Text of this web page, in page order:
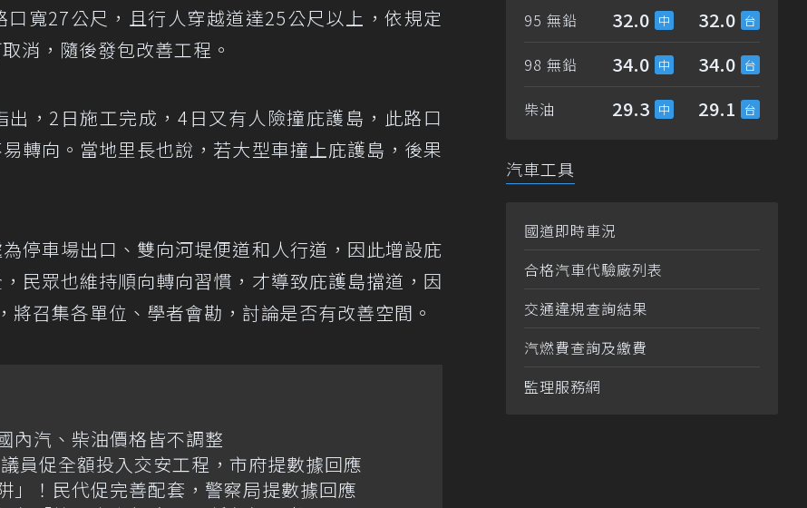
寬27公尺，且行人穿越道達25公尺以上，依規定
消，隨後發包改善工程。
出，2日施工完成，4日又有人險撞庇護島，此路口
轉向。當地里長也說，若大型車撞上庇護島，後果
停車場出口、雙向河堤便道和人行道，因此增設庇
民眾也維持順向轉向習慣，才導致庇護島擋道，因
召集各單位、學者會勘，討論是否有改善空間。
內汽、柴油價格皆不調整
員促全額投入交安工程，市府提數據回應
」！民代促完善配套，警察局提數據回應
95 無鉛 32.0 32.0
98 無鉛 34.0 34.0
柴油 29.3 29.1
汽車工具
國道即時車況
合格汽車代驗廠列表
交通違規查詢結果
汽燃費查詢及繳費
監理服務網